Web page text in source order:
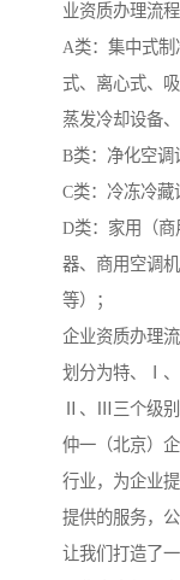
业资质办理流
A类：集中式
式、离心式、
蒸发冷却设备
B类：净化空调
C类：冷冻冷藏
D类：家用（
器、商用空调
等）；
企业资质办理
划分为特、Ⅰ
Ⅱ、Ⅲ三个级别
仲一（北京）
行业，为企业
提供的服务，
让我们打造了